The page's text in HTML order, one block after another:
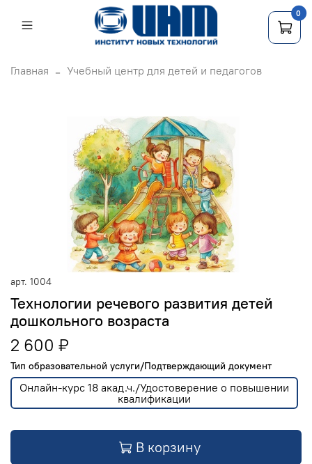
Главная Учебный центр для детей и педагогов
арт. 1004
Технологии речевого развития детей
дошкольного возраста
2 600 ₽
Тип образовательной услуги/Подтверждающий документ
Онлайн-курс 18 акад.ч./Удостоверение о повышении
квалификации
В корзину
0